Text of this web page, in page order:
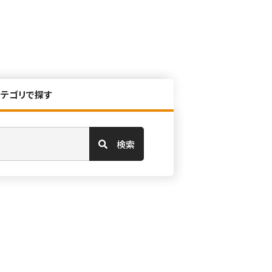
ゴリで探す
検索